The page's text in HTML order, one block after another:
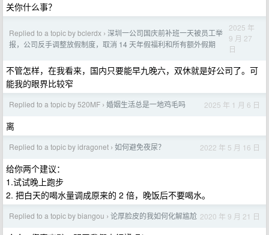
关你什么事？
Replied to a topic by bclerdx › 深圳一公司国庆前补班一天被员工举
报，公司反手调整放假制度，取消 14 天年假福利和所有额外假期
2025 年
9 月 27
日
不管怎样，在我看来，国内只要能早九晚六，双休就是好公司了。可
能我的眼界比较窄
Replied to a topic by 520MF › 婚姻生活总是一地鸡毛吗 2025 年 1 月 6 日
离
Replied to a topic by idragonet › 如何避免夜尿？ 2022 年 5 月 16 日
给你两个建议：
1.试试晚上跑步
2. 把白天的喝水量调成原来的 2 倍，晚饭后不要喝水。
Replied to a topic by biangou › 论厚脸皮的我如何化解尴尬 2020 年 9 月 21 日